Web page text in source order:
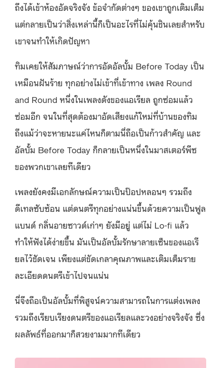
ถึงได้เข้าห้องอัดจริงจัง ข้อจำกัดต่างๆ ของเขาถูกเติมเต็ม
แต่กลายเป็นว่าสิ่งเหล่านี้ก็เป็นอะไรที่ไม่คุ้นชินเลยสำหรับ
เขาจนทำให้เกิดปัญหา
ทิมเคยให้สัมภาษณ์ว่าการอัดอัลบั้ม Before Today เป็น
เหมือนฝันร้าย ทุกอย่างไม่เข้าที่เข้าทาง เพลง Round
and Round หนึ่งในเพลงดังของแอเรียล ถูกซ่อมแล้ว
ซ่อมอีก จนในที่สุดต้องมาอัดเสียงแก้ใหม่ที่บ้านของทิม
ถึงแม้ว่าจะหายนะแค่ไหนก็ตามนี่ถือเป็นก้าวสำคัญ และ
อัลบั้ม Before Today ก็กลายเป็นหนึ่งในมาสเตอร์พีซ
ของพวกเขาเลยทีเดียว
เพลงยังคงมีเอกลักษณ์ความเป็นป๊อปหลอนๆ รวมถึง
ดีเทลซับซ้อน แต่ดนตรีทุกอย่างแน่นขึ้นด้วยความเป็นฟูล
แบนด์ กลิ่นอายซาวด์เก่าๆ ยังมีอยู่ แต่ไม่ Lo-fi แล้ว
ทำให้ฟังได้ง่ายขึ้น มันเป็นอัลบั้มรักษาลายเซ็นของแอเรี
ยลไว้ชัดเจน เพียงแต่ขัดเกลาคุณภาพและเติมเต็มราย
ละเอียดดนตรีเข้าไปจนแน่น
นี่จึงถือเป็นอัลบั้มที่พิสูจน์ความสามารถในการแต่งเพลง
รวมถึงเรียบเรียงดนตรีของแอเรียลและวงอย่างจริงจัง ซึ่ง
ผลลัพธ์ที่ออกมาก็สวยงามมากทีเดียว